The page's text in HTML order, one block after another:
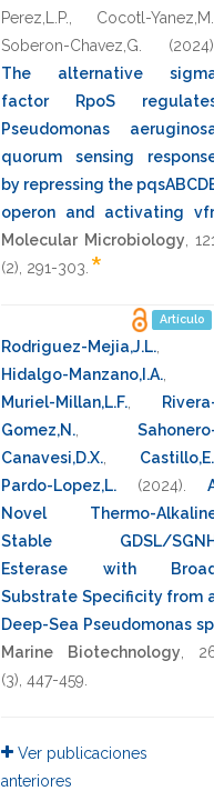
Perez,L.P.
Cocotl-Yanez,M.
Soberon-Chavez,G.
(2024)
The alternative
factor RpoS
Pseudomonas
quorum sensing
by repressing the
operon and activating vfr
Molecular Microbiology
121
(2), 291-303 *
Artículo
Rodriguez-Mejia,J.L.
Hidalgo-Manzano,I.A.
Muriel-Millan,L.F.
Gomez,N.
Canavesi,D.X.
Castillo,E.
Pardo-Lopez,L.
(2024)
Novel Thermo-
Stable GDSL/
Esterase with
Substrate Specificity from
Deep-Sea Pseudomonas sp
Marine Biotechnology
(3), 447-459
Ver publicaciones
anteriores